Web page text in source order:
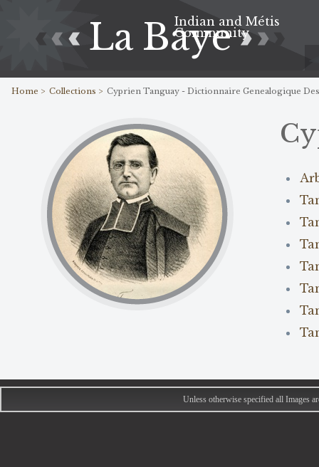
La Baye
Indian and Métis
Community
Home > Collections > Cyprien Tanguay - Dictionnaire Genealogique
Unless otherwise specified all Images